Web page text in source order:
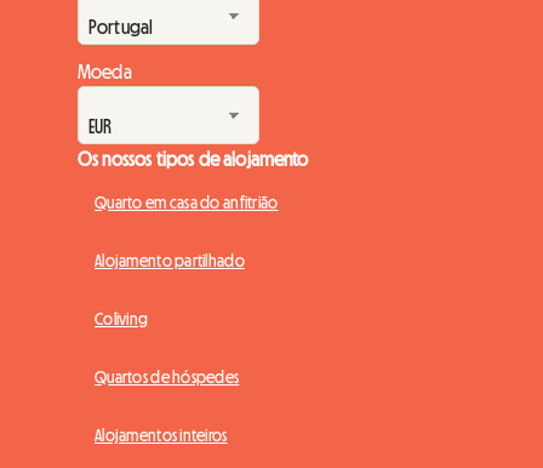
Moeda
Os nossos tipos de alojamento
Quarto em casa do anfitrião
Alojamento partilhado
Coliving
Quartos de hóspedes
Alojamentos inteiros